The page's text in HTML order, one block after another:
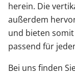
herein. Die
außerdem
und bieten
passend für
Bei uns finden